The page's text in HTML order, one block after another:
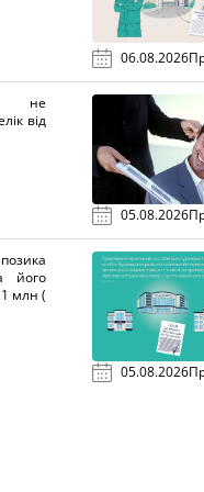
06.08.2026
не
від
05.08.2026
його
млн (
05.08.2026